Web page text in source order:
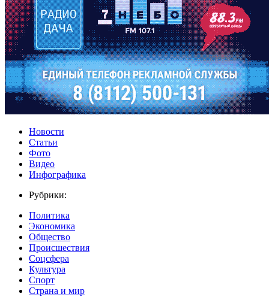
Новости
Статьи
Фото
Видео
Инфографика
Рубрики:
Политика
Экономика
Общество
Происшествия
Соцсфера
Культура
Спорт
Страна и мир